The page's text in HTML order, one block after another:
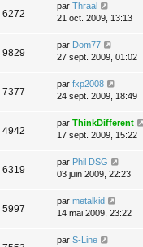
6272
par Thraal
21 oct. 2009, 13:13
9829
par Dom77
27 sept. 2009, 01:02
7377
par fxp2008
24 sept. 2009, 18:49
4942
par ThinkDifferent
17 sept. 2009, 15:22
6319
par Phil DSG
03 juin 2009, 22:23
5997
par metalkid
14 mai 2009, 23:22
par S-Line